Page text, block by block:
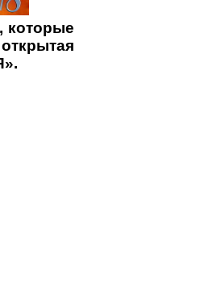
которые